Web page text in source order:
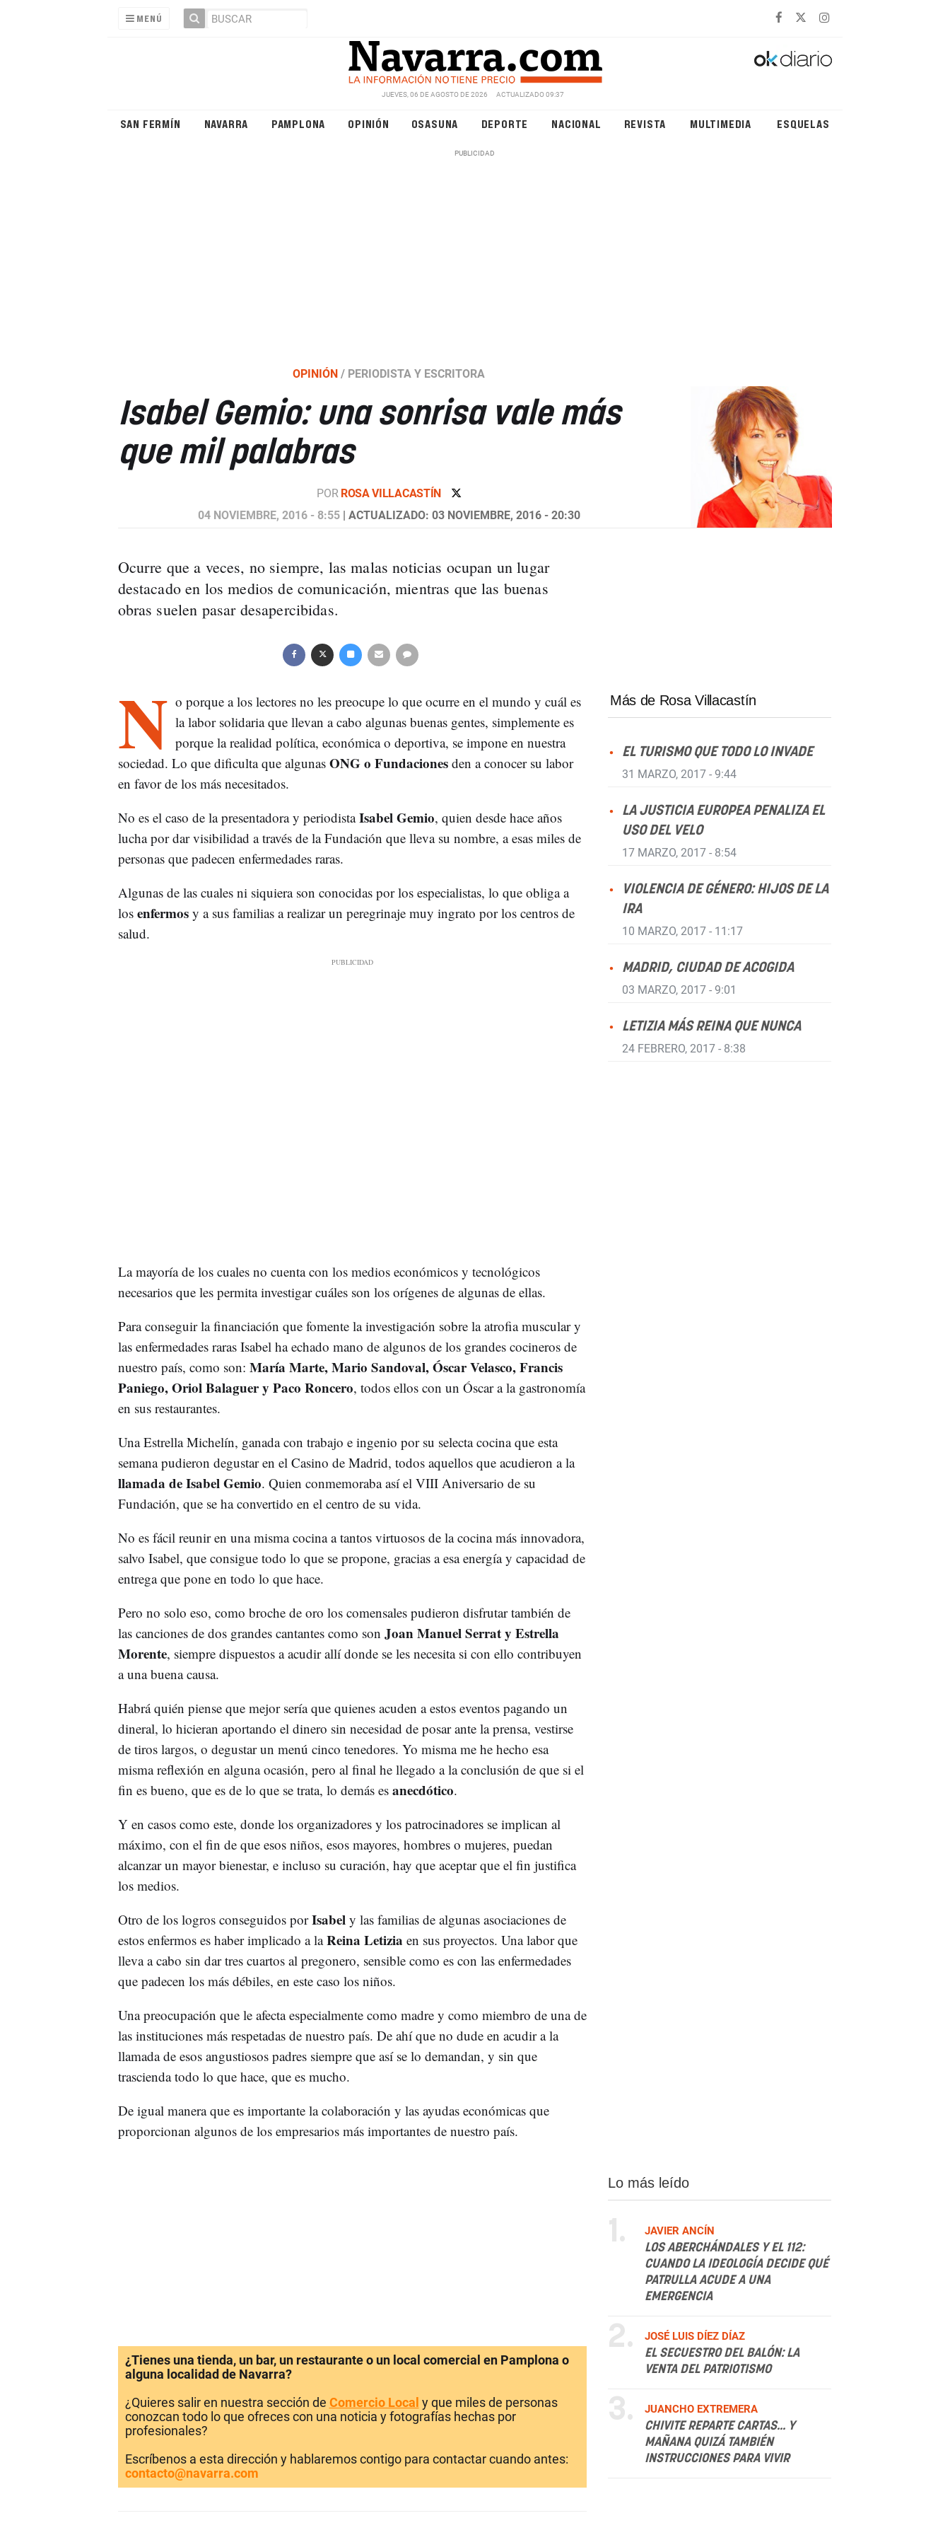
MENÚ
JUEVES, 06 DE AGOSTO DE 2026 ACTUALIZADO 09:37
SAN FERMÍN NAVARRA PAMPLONA OPINIÓN OSASUNA DEPORTE NACIONAL REVISTA MULTIMEDIA ESQUELAS
OPINIÓN/ PERIODISTA Y ESCRITORA
Isabel Gemio: una sonrisa vale más
que mil palabras
POR ROSA VILLACASTÍN
04 NOVIEMBRE, 2016 - 8:55| ACTUALIZADO: 03 NOVIEMBRE, 2016 - 20:30
Ocurre que a veces, no siempre, las malas noticias ocupan un lugar
destacado en los medios de comunicación, mientras que las buenas
obras suelen pasar desapercibidas.
N o porque a los lectores no les preocupe lo que ocurre en el mundo y cuál es
la labor solidaria que llevan a cabo algunas buenas gentes, simplemente es
porque la realidad política, económica o deportiva, se impone en nuestra
sociedad. Lo que dificulta que algunas ONG o Fundacionesden a conocer su labor
en favor de los más necesitados.
No es el caso de la presentadora y periodistaIsabel Gemio, quien desde hace años
lucha por dar visibilidad a través de la Fundación que lleva su nombre, a esas miles de
personas que padecen enfermedades raras.
Algunas de las cuales ni siquiera son conocidas por los especialistas, lo que obliga a
los enfermos y a sus familias a realizar un peregrinaje muy ingrato por los centros de
salud.
La mayoría de los cuales no cuenta con los medios económicos y tecnológicos
necesarios que les permita investigar cuáles son los orígenes de algunas de ellas.
Para conseguir la financiación que fomente la investigación sobre la atrofia muscular y
las enfermedades raras Isabel ha echado mano de algunos de los grandes cocineros de
nuestro país, como son: María Marte, Mario Sandoval, Óscar Velasco, Francis
Paniego, Oriol Balaguer y Paco Roncero, todos ellos con un Óscar a la gastronomía
en sus restaurantes.
Una Estrella Michelín, ganada con trabajo e ingenio por su selecta cocina que esta
semana pudieron degustar en el Casino de Madrid, todos aquellos que acudieron a la
llamada de Isabel Gemio. Quien conmemoraba así el VIII Aniversario de su
Fundación, que se ha convertido en el centro de su vida.
No es fácil reunir en una misma cocina a tantos virtuosos de la cocina más innovadora,
salvo Isabel, que consigue todo lo que se propone, gracias a esa energía y capacidad de
entrega que pone en todo lo que hace.
Pero no solo eso, como broche de oro los comensales pudieron disfrutar también de
las canciones de dos grandes cantantes como son Joan Manuel Serrat y Estrella
Morente, siempre dispuestos a acudir allí donde se les necesita si con ello contribuyen
a una buena causa.
Habrá quién piense que mejor sería que quienes acuden a estos eventos pagando un
dineral, lo hicieran aportando el dinero sin necesidad de posar ante la prensa, vestirse
de tiros largos, o degustar un menú cinco tenedores. Yo misma me he hecho esa
misma reflexión en alguna ocasión, pero al final he llegado a la conclusión de que si el
fin es bueno, que es de lo que se trata, lo demás es anecdótico.
Y en casos como este, donde los organizadores y los patrocinadores se implican al
máximo, con el fin de que esos niños, esos mayores, hombres o mujeres, puedan
alcanzar un mayor bienestar, e incluso su curación, hay que aceptar que el fin justifica
los medios.
Otro de los logros conseguidos porIsabel y las familias de algunas asociaciones de
estos enfermos es haber implicado a laReina Letizia en sus proyectos. Una labor que
lleva a cabo sin dar tres cuartos al pregonero, sensible como es con las enfermedades
que padecen los más débiles, en este caso los niños.
Una preocupación que le afecta especialmente como madre y como miembro de una de
las instituciones más respetadas de nuestro país. De ahí que no dude en acudir a la
llamada de esos angustiosos padres siempre que así se lo demandan, y sin que
trascienda todo lo que hace, que es mucho.
De igual manera que es importante la colaboración y las ayudas económicas que
proporcionan algunos de los empresarios más importantes de nuestro país.
Más de Rosa Villacastín
EL TURISMO QUE TODO LO INVADE
31 MARZO, 2017 - 9:44
LA JUSTICIA EUROPEA PENALIZA EL
USO DEL VELO
17 MARZO, 2017 - 8:54
VIOLENCIA DE GÉNERO: HIJOS DE LA
IRA
10 MARZO, 2017 - 11:17
MADRID, CIUDAD DE ACOGIDA
03 MARZO, 2017 - 9:01
LETIZIA MÁS REINA QUE NUNCA
24 FEBRERO, 2017 - 8:38
¿Tienes una tienda, un bar, un restaurante o un local comercial en Pamplona o
alguna localidad de Navarra?
¿Quieres salir en nuestra sección de Comercio Local y que miles de personas
conozcan todo lo que ofreces con una noticia y fotografías hechas por
profesionales?
Escríbenos a esta dirección y hablaremos contigo para contactar cuando antes:
contacto@navarra.com
Lo más leído
1.
JAVIER ANCÍN
LOS ABERCHÁNDALES Y EL 112:
CUANDO LA IDEOLOGÍA DECIDE QUÉ
PATRULLA ACUDE A UNA
EMERGENCIA
2.
JOSÉ LUIS DÍEZ DÍAZ
EL SECUESTRO DEL BALÓN: LA
VENTA DEL PATRIOTISMO
3.
JUANCHO EXTREMERA
CHIVITE REPARTE CARTAS... Y
MAÑANA QUIZÁ TAMBIÉN
INSTRUCCIONES PARA VIVIR